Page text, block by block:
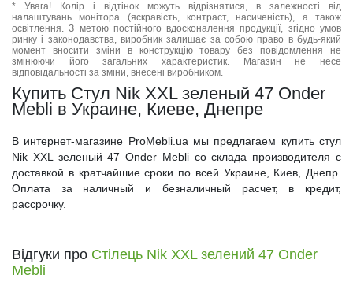
* Увага! Колір і відтінок можуть відрізнятися, в залежності від
налаштувань монітора (яскравість, контраст, насиченість), а також
освітлення. З метою постійного вдосконалення продукції, згідно умов
ринку і законодавства, виробник залишає за собою право в будь-який
момент вносити зміни в конструкцію товару без повідомлення не
змінюючи його загальних характеристик. Магазин не несе
відповідальності за зміни, внесені виробником.
Купить Стул Nik XXL зеленый 47 Onder
Mebli в Украине, Киеве, Днепре
В интернет-магазине ProMebli.ua мы предлагаем купить стул
Nik XXL зеленый 47 Onder Mebli со склада производителя с
доставкой в кратчайшие сроки по всей Украине, Киев, Днепр.
Оплата за наличный и безналичный расчет, в кредит,
рассрочку.
Відгуки про Стілець Nik XXL зелений 47 Onder
Mebli